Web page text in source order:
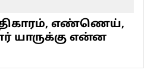
எண்ணெய்,
யாருக்கு என்ன